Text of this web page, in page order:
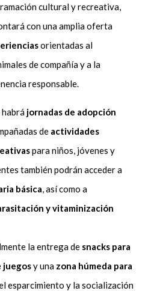
cultural y recreativa,
con una amplia oferta
orientadas al
de compañía y a la
responsable.
jornadas de adopción
de actividades
para niños, jóvenes y
también podrán acceder a
básica, así como a
y vitaminización
la entrega de snacks para
juegosy una zona húmeda para
esparcimiento y la socialización